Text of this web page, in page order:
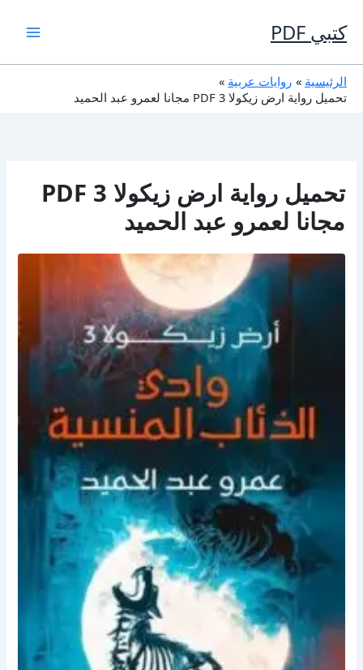
إلى
المحتوى
كتبي PDF
الرئيسية
روايات عربية
تحميل رواية ارض زيكولا 3 PDF مجانا لعمرو عبد الحميد
تحميل رواية ارض زيكولا 3 PDF
مجانا لعمرو عبد الحميد